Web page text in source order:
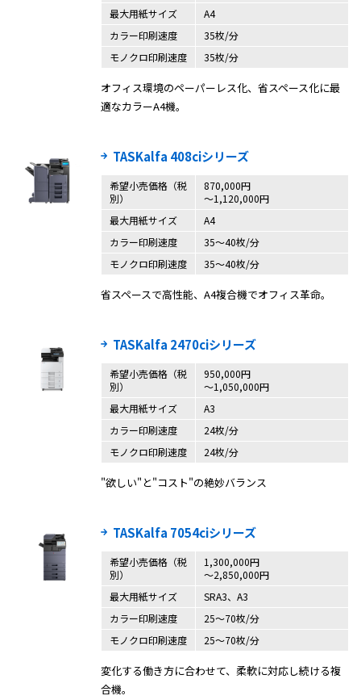
最大用紙サイズ
A4
カラー印刷速度
35枚/分
モノクロ印刷速度
35枚/分
オフィス環境のペーパーレス化、省スペース化に最
適なカラーA4機。
TASKalfa 408ciシリーズ
希望小売価格（税
別）
870,000円
〜1,120,000円
最大用紙サイズ
A4
カラー印刷速度
35〜40枚/分
モノクロ印刷速度
35〜40枚/分
省スペースで高性能、A4複合機でオフィス革命。
TASKalfa 2470ciシリーズ
希望小売価格（税
別）
950,000円
〜1,050,000円
最大用紙サイズ
A3
カラー印刷速度
24枚/分
モノクロ印刷速度
24枚/分
"欲しい"と"コスト"の絶妙バランス
TASKalfa 7054ciシリーズ
希望小売価格（税
別）
1,300,000円
〜2,850,000円
最大用紙サイズ
SRA3、A3
カラー印刷速度
25〜70枚/分
モノクロ印刷速度
25〜70枚/分
変化する働き方に合わせて、柔軟に対応し続ける複
合機。